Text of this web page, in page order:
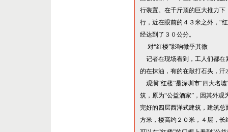
行装置。在千斤顶的巨大推力下
行，近在眼前的４ ３米之外， “
经达到了３０公分。
对“红楼”影响微乎其微
记者在现场看到，工人们都
的在抹油，有的在敲打石头，
观澜“红楼”是深圳市“四大名墟
筑，原为“公益酒家” ，因其外观
完好的四层西洋式建筑，建筑
方米，楼高约２ ０米 ，４层，长